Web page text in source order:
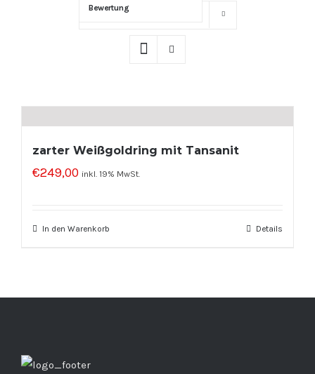
Bewertung
16 Produkte
zarter Weißgoldring mit Tansanit
€249,00 inkl. 19% MwSt.
In den Warenkorb Details